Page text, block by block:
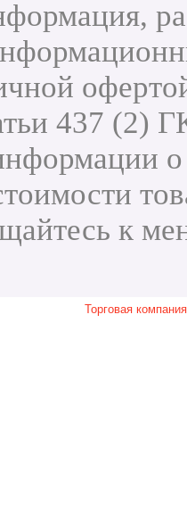
437 (2)
о
к
Торговая